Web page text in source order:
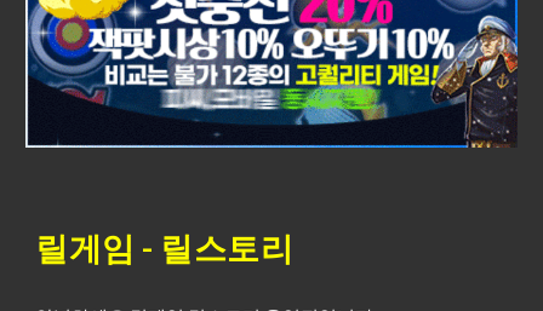
릴게임 - 릴스토리